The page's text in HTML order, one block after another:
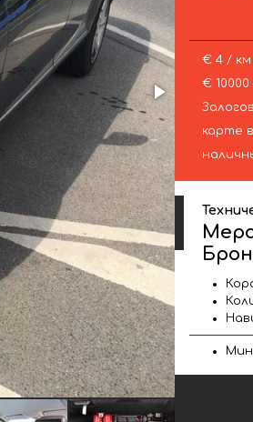
€ 4 /
€
карте